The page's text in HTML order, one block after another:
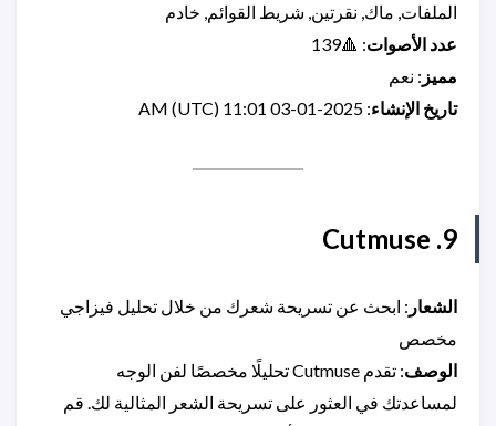
الملفات, ماك, نقرتين, شريط القوائم, خادم
عدد الأصوات: 🔺139
مميز : نعم
تاريخ الإنشاء: 2025-01-03 11:01 AM (UTC)
9. Cutmuse
الشعار : ابحث عن تسريحة شعرك من خلال تحليل فيزاجي
مخصص
الوصف
: تقدم Cutmuse تحليلًا مخصصًا لفن الوجه
لمساعدتك في العثور على تسريحة الشعر المثالية لك. قم